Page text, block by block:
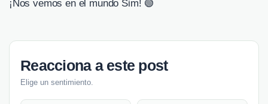
¡Nos vemos en el mundo Sim! 🟢
Reacciona a este post
Elige un sentimiento.